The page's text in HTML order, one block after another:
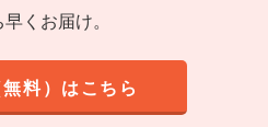
くお届け。
料）はこちら